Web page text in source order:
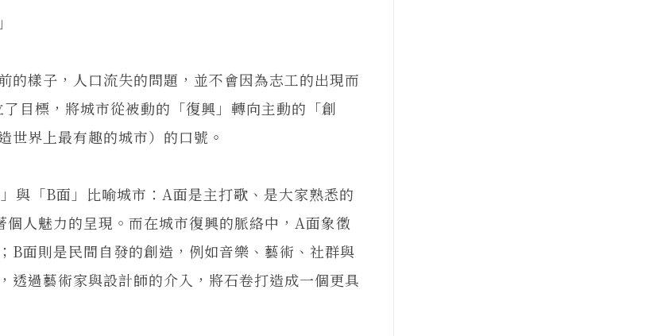
樣子，人口流失的問題，並不會因為志工的出現而
目標，將城市從被動的「復興」轉向主動的「創
世界上最有趣的城市）的口號。
「B面」比喻城市：A面是主打歌、是大家熟悉的
人魅力的呈現。而在城市復興的脈絡中，A面象徵
B面則是民間自發的創造，例如音樂、藝術、社群與
透過藝術家與設計師的介入，將石卷打造成一個更具